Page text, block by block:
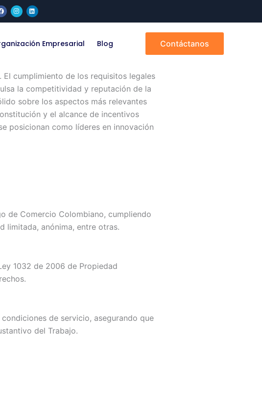
F
a
c
e
o
k
I
n
s
t
r
a
L
i
n
k
i
n
Empresarial Blog Contáctanos
cumplimiento de los requisitos legales
la competitividad y reputación de la
sobre los aspectos más relevantes
y el alcance de incentivos
posicionan como líderes en innovación
de Comercio Colombiano, cumpliendo
limitada, anónima, entre otras.
1032 de 2006 de Propiedad
de servicio, asegurando que
del Trabajo.